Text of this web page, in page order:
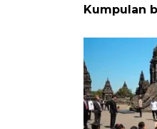
Kumpulan